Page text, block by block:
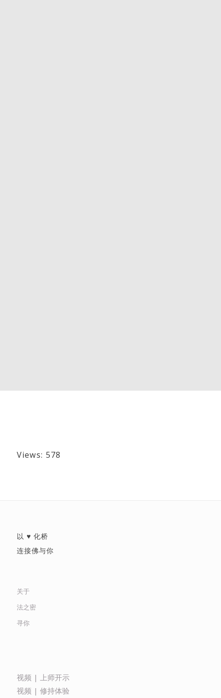
Views: 578
以 ♥ 化桥
连接佛与你
关于
法之密
寻你
视频 | 上师开示
视频 | 修持体验